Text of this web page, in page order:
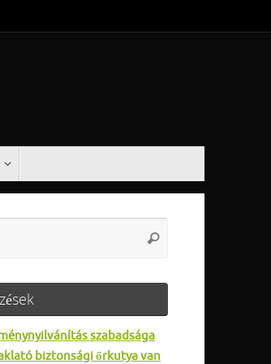
Keresés
szabadsága
biztonsági őrkutya van